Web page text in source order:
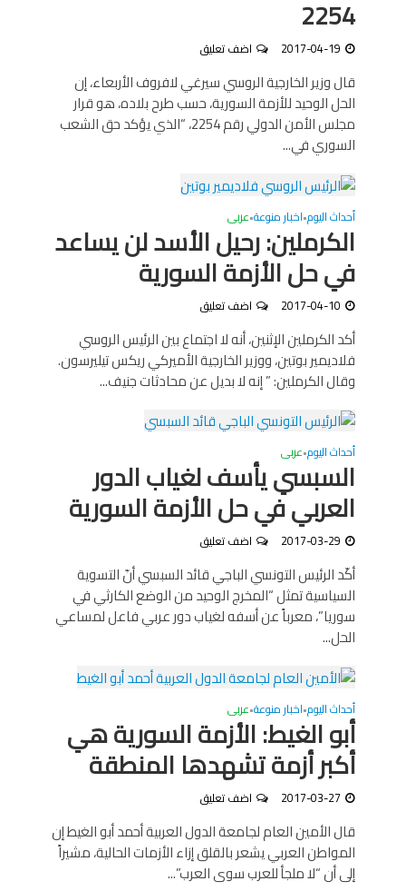
2254
2017-04-19 اضف تعليق
قال وزير الخارجية الروسي سيرغي لافروف الأربعاء، إن
الحل الوحيد للأزمة السورية، حسب طرح بلاده، هو قرار
مجلس الأمن الدولي رقم 2254، “الذي يؤكد حق الشعب
السوري في...
أحداث اليوم•اخبار منوعة•عربى
الكرملين: رحيل الأسد لن يساعد
في حل الأزمة السورية
2017-04-10 اضف تعليق
أكد الكرملين الإثنين، أنه لا اجتماع بين الرئيس الروسي
فلاديمير بوتين، ووزير الخارجية الأميركي ريكس تيليرسون.
وقال الكرملين: ” إنه لا بديل عن محادثات جنيف...
أحداث اليوم•عربى
السبسي يأسف لغياب الدور
العربي في حل الأزمة السورية‎
2017-03-29 اضف تعليق
أكّد الرئيس التونسي الباجي قائد السبسي أنّ التسوية
السياسية تمثل “المخرج الوحيد من الوضع الكارثي في
سوريا”، معرباً عن أسفه لغياب دور عربي فاعل لمساعي
الحل...
أحداث اليوم•اخبار منوعة•عربى
أبو الغيط: الأزمة السورية هي
أكبر أزمة تشهدها المنطقة
2017-03-27 اضف تعليق
قال الأمين العام لجامعة الدول العربية أحمد أبو الغيط إن
المواطن العربي يشعر بالقلق إزاء الأزمات الحالية، مشيراً
إلى أن “لا ملجأ للعرب سوى العرب”...